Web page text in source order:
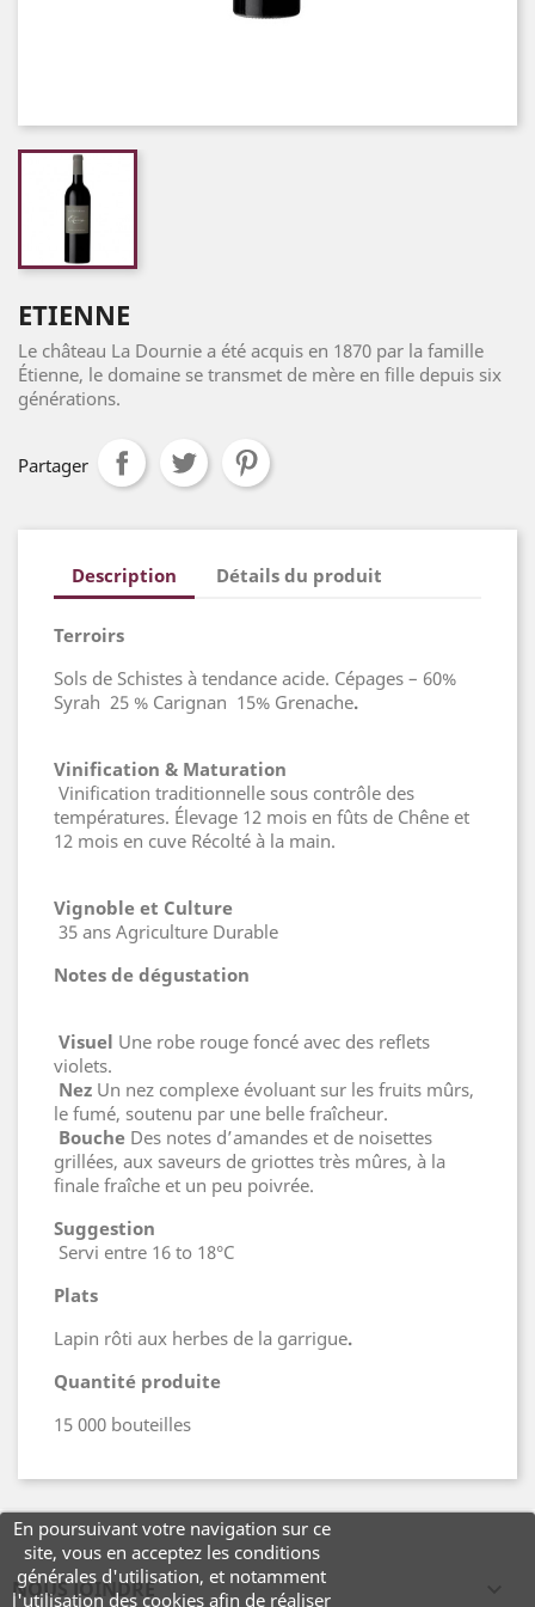
En poursuivant votre navigation sur ce
site, vous en acceptez les conditions
générales d'utilisation, et notamment
l'utilisation des cookies afin de réaliser
ETIENNE
Le château La Dournie a été acquis en 1870 par la famille
Étienne, le domaine se transmet de mère en fille depuis six
générations.
Partager
Description Détails du produit
Terroirs
Sols de Schistes à tendance acide. Cépages – 60%
Syrah 25 % Carignan 15% Grenache.
Vinification & Maturation
Vinification traditionnelle sous contrôle des
températures. Élevage 12 mois en fûts de Chêne et
12 mois en cuve Récolté à la main.
Vignoble et Culture
35 ans Agriculture Durable
Notes de dégustation
Visuel Une robe rouge foncé avec des reflets
violets.
Nez Un nez complexe évoluant sur les fruits mûrs,
le fumé, soutenu par une belle fraîcheur.
Bouche Des notes d’amandes et de noisettes
grillées, aux saveurs de griottes très mûres, à la
finale fraîche et un peu poivrée.
Suggestion
Servi entre 16 to 18°C
Plats
Lapin rôti aux herbes de la garrigue.
Quantité produite
15 000 bouteilles
NOUS JOINDRE